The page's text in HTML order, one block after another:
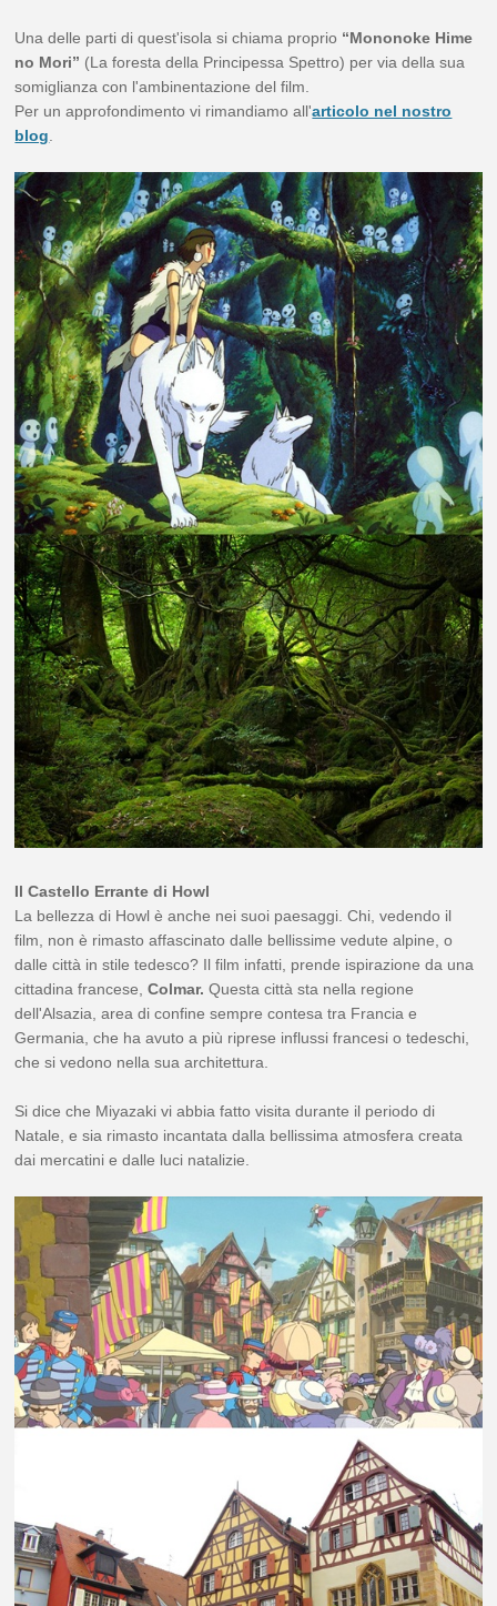
Una delle parti di quest'isola si chiama proprio “Mononoke Hime
no Mori” (La foresta della Principessa Spettro) per via della sua
somiglianza con l'ambinentazione del film.
Per un approfondimento vi rimandiamo all'articolo nel nostro
blog
Il Castello Errante di Howl
La bellezza di Howl è anche nei suoi paesaggi. Chi, vedendo il
film, non è rimasto affascinato dalle bellissime vedute alpine, o
dalle città in stile tedesco? Il film infatti, prende ispirazione da una
cittadina francese,Colmar. Questa città sta nella regione
dell'Alsazia, area di confine sempre contesa tra Francia e
Germania, che ha avuto a più riprese influssi francesi o tedeschi,
che si vedono nella sua architettura.
Si dice che Miyazaki vi abbia fatto visita durante il periodo di
Natale, e sia rimasto incantata dalla bellissima atmosfera creata
dai mercatini e dalle luci natalizie.